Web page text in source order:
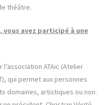
théâtre.
vous avez participé à une
l’association ATAic (Atelier
qui permet aux personnes
domaines, artistiques ou non.